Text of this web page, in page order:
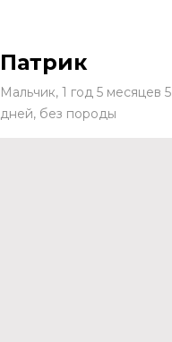
Патрик
Мальчик, 1 год 5 месяцев 5
дней, без породы